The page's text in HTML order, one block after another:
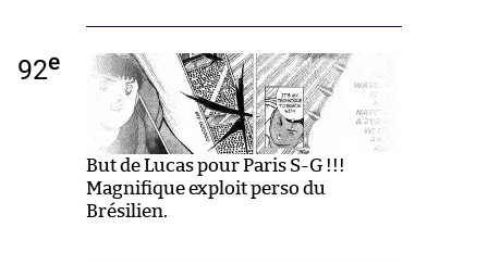
92e
But de Lucas pour Paris S-G !!!
Magnifique exploit perso du
Brésilien.